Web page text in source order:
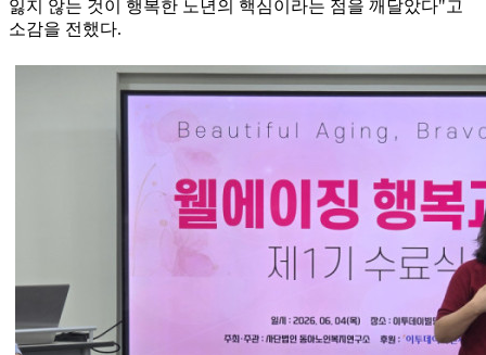
잃지 않는 것이 행복한 노년의 핵심이라는 점을 깨달았다"고
소감을 전했다.